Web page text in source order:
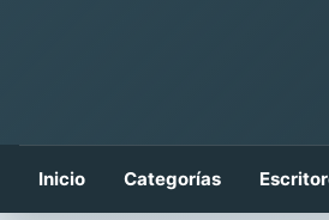
Inicio Categorías